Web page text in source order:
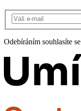
Odebíráním souhlasíte se